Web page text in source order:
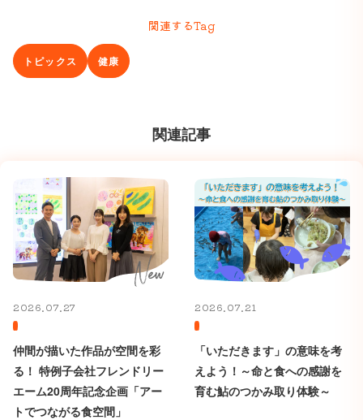
関連するTag
トピックス 健康
関連記事
2026.07.27
仲間が描いた作品が空間を彩
る！ 特例子会社フレンドリー
エーム20周年記念企画「アー
トでつながる食空間」
2026.07.21
「いただきます」の意味を考
えよう！～命と食への感謝を
育む鮎のつかみ取り体験～